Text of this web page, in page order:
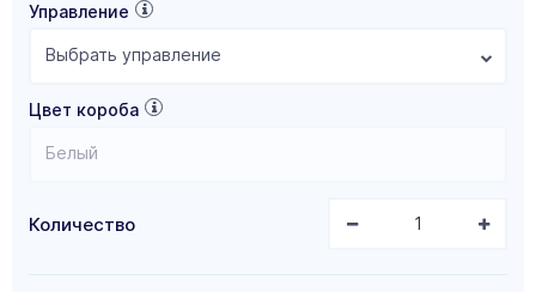
Управление
Выбрать управление
Цвет короба
Белый
Количество